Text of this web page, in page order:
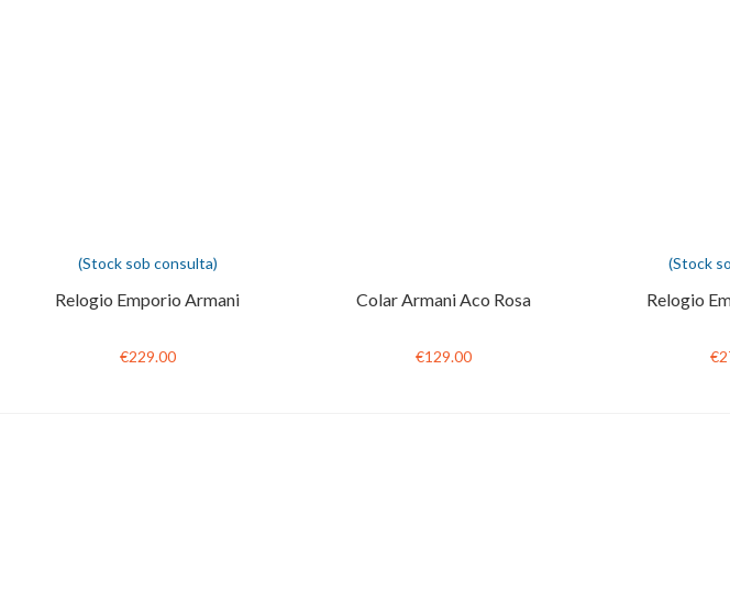
(Stock sob consulta)
Relogio Emporio Armani
€229.00
Colar Armani Aco Rosa
€129.00
(Stock
Relogio